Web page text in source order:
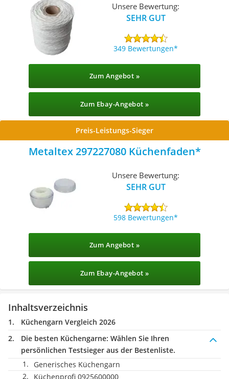
Unsere Bewertung:
SEHR GUT
349 Bewertungen
Zum Angebot »
Zum Ebay-Angebot »
Preis-Leistungs-Sieger
Metaltex 297227080 Küchenfaden
Unsere Bewertung:
SEHR GUT
598 Bewertungen
Zum Angebot »
Zum Ebay-Angebot »
Inhaltsverzeichnis
Küchengarn Vergleich 2026
Die besten Küchengarne: Wählen Sie Ihren
persönlichen Testsieger aus der Bestenliste.
Generisches Küchengarn
Küchenprofi 0925600000